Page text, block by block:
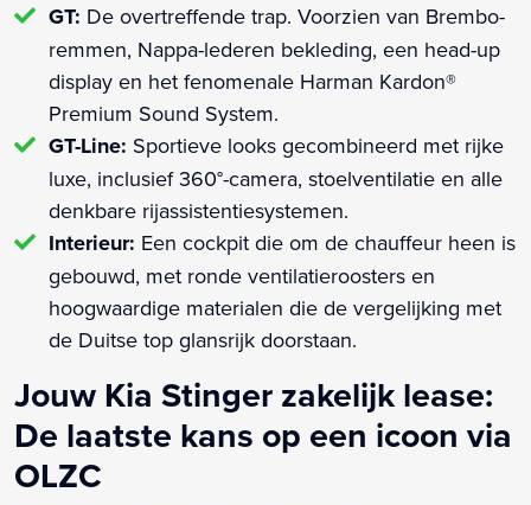
GT: De overtreffende trap. Voorzien van Brembo-
remmen, Nappa-lederen bekleding, een head-up
display en het fenomenale Harman Kardon®
Premium Sound System.
GT-Line: Sportieve looks gecombineerd met rijke
luxe, inclusief 360°-camera, stoelventilatie en alle
denkbare rijassistentiesystemen.
Interieur: Een cockpit die om de chauffeur heen is
gebouwd, met ronde ventilatieroosters en
hoogwaardige materialen die de vergelijking met
de Duitse top glansrijk doorstaan.
Jouw Kia Stinger zakelijk lease:
De laatste kans op een icoon via
OLZC